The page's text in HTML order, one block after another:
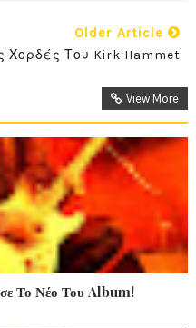
Older Article
Χορδές Του Kirk Hammet
View More
Το Νέο Του Album!